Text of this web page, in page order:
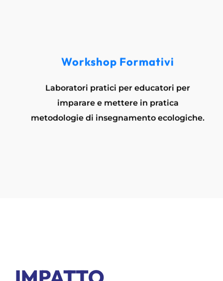
Workshop Formativi
Laboratori pratici per educatori per
imparare e mettere in pratica
metodologie di insegnamento ecologiche.